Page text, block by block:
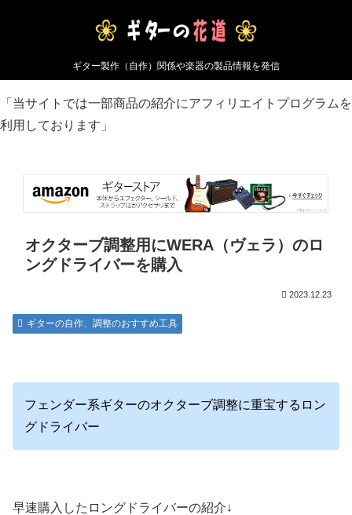
ギター製作（自作）関係や楽器の製品情報を発信
「当サイトでは一部商品の紹介にアフィリエイトプログラムを
利用しております」
オクターブ調整用にWERA（ヴェラ）のロ
ングドライバーを購入
2023.12.23
ギターの自作、調整のおすすめ工具
フェンダー系ギターのオクターブ調整に重宝するロン
グドライバー
早速購入したロングドライバーの紹介↓